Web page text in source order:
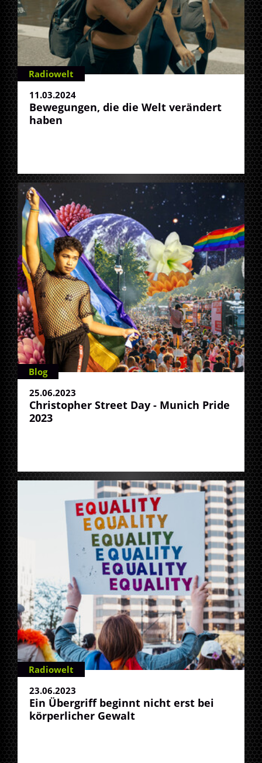
Radiowelt
11.03.2024
Bewegungen, die die Welt verändert
haben
Blog
25.06.2023
Christopher Street Day - Munich Pride
2023
Radiowelt
23.06.2023
Ein Übergriff beginnt nicht erst bei
körperlicher Gewalt